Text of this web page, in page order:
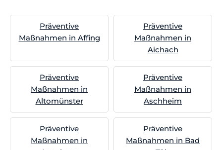
Präventive
Maßnahmen in Affing
Präventive
Maßnahmen in
Aichach
Präventive
Maßnahmen in
Altomünster
Präventive
Maßnahmen in
Aschheim
Präventive
Maßnahmen in
Präventive
Maßnahmen in Bad